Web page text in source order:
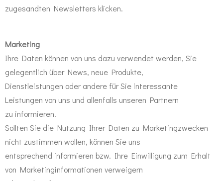
zugesandten Newsletters klicken.
Marketing
Ihre Daten können von uns dazu verwendet werden, Sie
gelegentlich über News, neue Produkte,
Dienstleistungen oder andere für Sie interessante
Leistungen von uns und allenfalls unseren Partnern
zu informieren.
Sollten Sie die Nutzung Ihrer Daten zu Marketingzwecken
nicht zustimmen wollen, können Sie uns
entsprechend informieren bzw. Ihre Einwilligung zum Erhalt
von Marketinginformationen verweigern